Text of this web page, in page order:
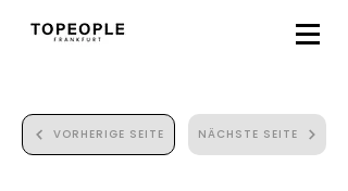
VORHERIGE SEITE NÄCHSTE SEITE